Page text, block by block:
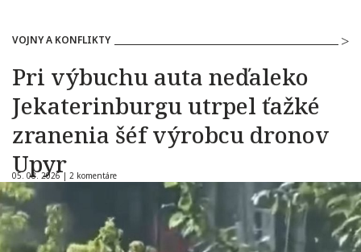
VOJNY A KONFLIKTY
Pri výbuchu auta neďaleko
Jekaterinburgu utrpel ťažké
zranenia šéf výrobcu dronov
Upyr
05. 08. 2026 | 2 komentáre